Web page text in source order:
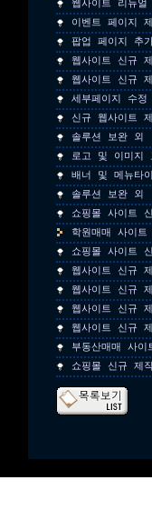
웹사이트 리뉴얼
이벤트 페이지
팝업 페이지 추
웹사이트 신규
웹사이트 신규
세부페이지 수정
신규 웹사이트
솔루션 보완 외
로고 및 이미지
배너 및 메뉴타
솔루션 보완 외
쇼핑몰 사이트
학원매매 사이
쇼핑몰 사이트
웹사이트 신규
웹사이트 신규
웹사이트 신규
웹사이트 신규
부동산매매 사
쇼핑몰 신규 제